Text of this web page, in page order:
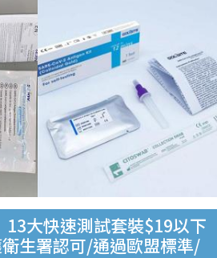
13大快速測試套裝$19以下
生署認可/通過歐盟標準/